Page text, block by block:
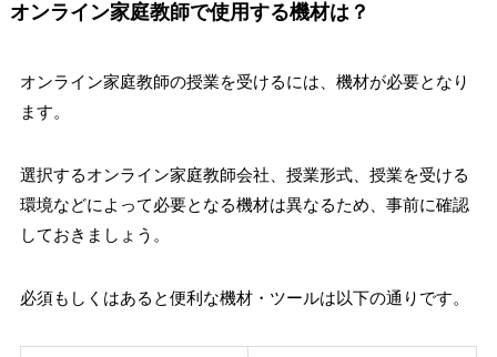
オンライン家庭教師で使用する機材は？
オンライン家庭教師の授業を受けるには、機材が必要となり
ます。
選択するオンライン家庭教師会社、授業形式、授業を受ける
環境などによって必要となる機材は異なるため、事前に確認
しておきましょう。
必須もしくはあると便利な機材・ツールは以下の通りです。